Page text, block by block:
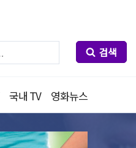
검색
국내 TV 영화뉴스